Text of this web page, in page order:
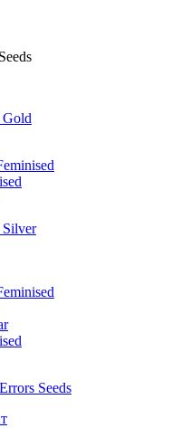
Gold
Silver
Seeds